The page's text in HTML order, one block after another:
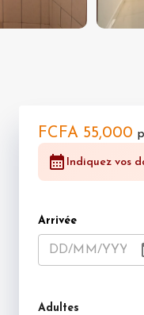
FCFA 55,000
Indiquez vos
Arrivée
DD/MM/YYYY
Adultes